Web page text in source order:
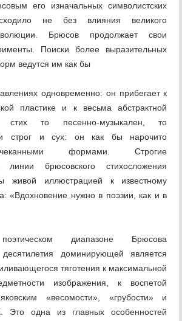
его изначальных символистских
не без влияния великого
Брюсов продолжает свои
Поиски более выразительных
ведутся им как бы
одновременно: он прибегает к
пластике и к весьма абстрактной
стих то песенно-музыкален, то
строг и сух: он как бы нарочито
формами. Строгие
линии брюсовского стихосложения
живой иллюстрацией к известному
«Вдохновение нужно в поэзии, как и в
диапазоне Брюсова
десятилетия доминирующей является
тяготения к максимальной
изображения, к воспетой
«весомости», «грубости» и
Это одна из главных особенностей